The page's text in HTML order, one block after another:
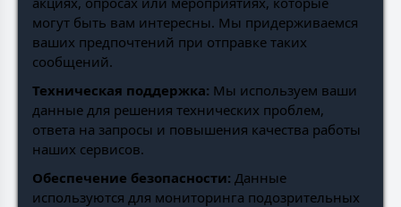
могут быть вам интересны. Мы придерживаемся
ваших предпочтений при отправке таких
сообщений.
Техническая поддержка: Мы используем ваши
данные для решения технических проблем,
ответа на запросы и повышения качества работы
наших сервисов.
Обеспечение безопасности: Данные
используются для мониторинга подозрительных